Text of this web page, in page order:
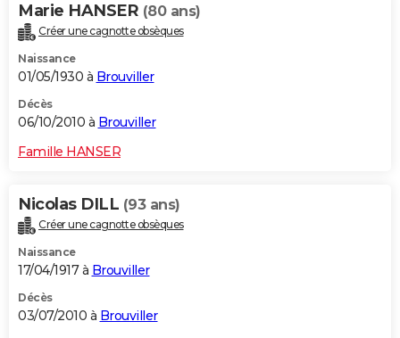
Marie HANSER (80 ans)
Créer une cagnotte obsèques
Naissance
01/05/1930 à Brouviller
Décès
06/10/2010 à Brouviller
Famille HANSER
Nicolas DILL (93 ans)
Créer une cagnotte obsèques
Naissance
17/04/1917 à Brouviller
Décès
03/07/2010 à Brouviller